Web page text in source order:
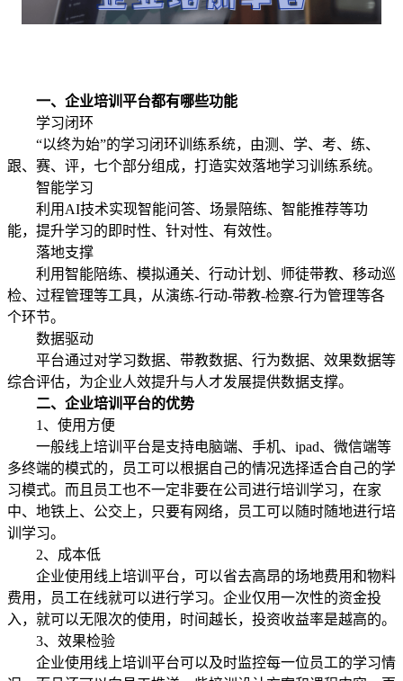
一、企业培训平台都有哪些功能
学习闭环
“以终为始”的学习闭环训练系统，由测、学、考、练、
跟、赛、评，七个部分组成，打造实效落地学习训练系统。
智能学习
利用AI技术实现智能问答、场景陪练、智能推荐等功
能，提升学习的即时性、针对性、有效性。
落地支撑
利用智能陪练、模拟通关、行动计划、师徒带教、移动巡
检、过程管理等工具，从演练-行动-带教-检察-行为管理等各
个环节。
数据驱动
平台通过对学习数据、带教数据、行为数据、效果数据等
综合评估，为企业人效提升与人才发展提供数据支撑。
二、企业培训平台的优势
1、使用方便
一般线上培训平台是支持电脑端、手机、ipad、微信端等
多终端的模式的，员工可以根据自己的情况选择适合自己的学
习模式。而且员工也不一定非要在公司进行培训学习，在家
中、地铁上、公交上，只要有网络，员工可以随时随地进行培
训学习。
2、成本低
企业使用线上培训平台，可以省去高昂的场地费用和物料
费用，员工在线就可以进行学习。企业仅用一次性的资金投
入，就可以无限次的使用，时间越长，投资收益率是越高的。
3、效果检验
企业使用线上培训平台可以及时监控每一位员工的学习情